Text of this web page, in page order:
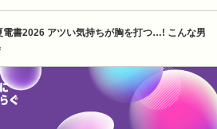
書2026 アツい気持ちが胸を打つ…! こんな男